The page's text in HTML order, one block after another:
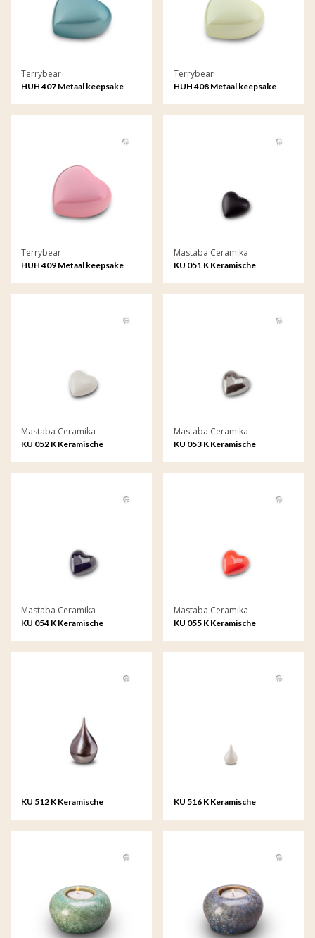
Terrybear
HUH 407 Metaal keepsake
Terrybear
HUH 408 Metaal keepsake
Terrybear
HUH 409 Metaal keepsake
Mastaba Ceramika
KU 051 K Keramische
Mastaba Ceramika
KU 052 K Keramische
Mastaba Ceramika
KU 053 K Keramische
Mastaba Ceramika
KU 054 K Keramische
Mastaba Ceramika
KU 055 K Keramische
KU 512 K Keramische
KU 516 K Keramische